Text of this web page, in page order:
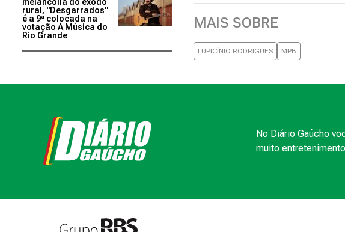
rural, "Desgarrados"
é a 9ª colocada na
votação A Música do
Rio Grande
MAIS SOBRE
LUPICÍNIO RODRIGUES MPB
No Diário Gaúcho
muito